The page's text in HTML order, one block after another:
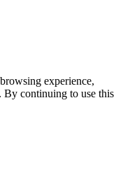
experience,
By continuing to use this